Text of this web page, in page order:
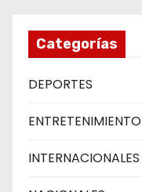
Categorías
DEPORTES
ENTRETENIMIENTO
INTERNACIONALES